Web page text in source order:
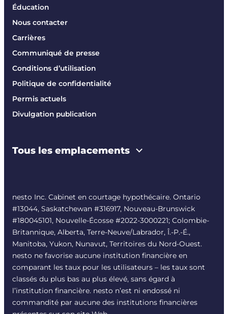
Éducation
Nous contacter
Carrières
Communiqué de presse
Conditions d’utilisation
Politique de confidentialité
Permis actuels
Divulgation publication
Tous les emplacements
nesto Inc. Cabinet en courtage hypothécaire. Ontario
#13044, Saskatchewan #316917, Nouveau-Brunswick
#180045101, Nouvelle-Écosse #2022-3000221; Colombie-
Britannique, Alberta, Terre-Neuve/Labrador, Î.-P.-É.,
Manitoba, Yukon, Nunavut, Territoires du Nord-Ouest.
nesto ne favorise aucune institution financière en
comparant les taux pour les utilisateurs – les taux sont
classés du plus bas au plus élevé, sans égard à
l’institution financière. nesto n’est ni endossé ni
commandité par aucune des institutions financières